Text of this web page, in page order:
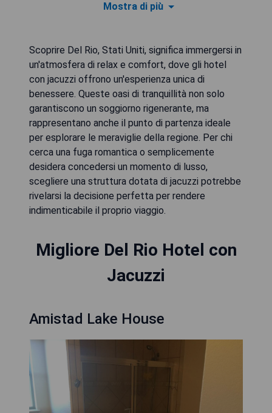
Mostra di più
Scoprire Del Rio, Stati Uniti, significa immergersi in
un'atmosfera di relax e comfort, dove gli hotel
con jacuzzi offrono un'esperienza unica di
benessere. Queste oasi di tranquillità non solo
garantiscono un soggiorno rigenerante, ma
rappresentano anche il punto di partenza ideale
per esplorare le meraviglie della regione. Per chi
cerca una fuga romantica o semplicemente
desidera concedersi un momento di lusso,
scegliere una struttura dotata di jacuzzi potrebbe
rivelarsi la decisione perfetta per rendere
indimenticabile il proprio viaggio.
Migliore Del Rio Hotel con
Jacuzzi
Amistad Lake House